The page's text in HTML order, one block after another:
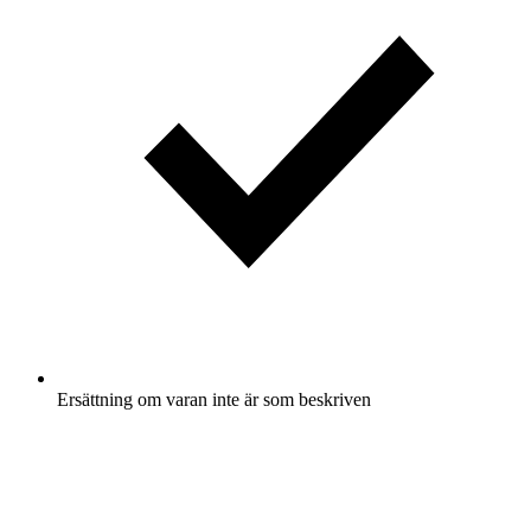
Ersättning om varan inte är som beskriven